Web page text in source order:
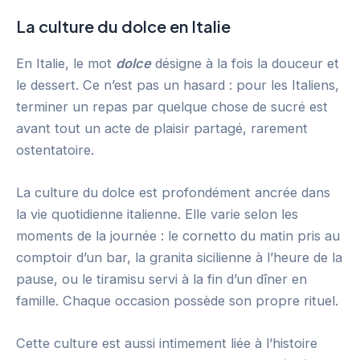
La culture du dolce en Italie
En Italie, le mot dolcedésigne à la fois la douceur et
le dessert. Ce n’est pas un hasard : pour les Italiens,
terminer un repas par quelque chose de sucré est
avant tout un acte de plaisir partagé, rarement
ostentatoire.
La culture du dolce est profondément ancrée dans
la vie quotidienne italienne. Elle varie selon les
moments de la journée : le cornetto du matin pris au
comptoir d’un bar, la granita sicilienne à l’heure de la
pause, ou le tiramisu servi à la fin d’un dîner en
famille. Chaque occasion possède son propre rituel.
Cette culture est aussi intimement liée à l’histoire